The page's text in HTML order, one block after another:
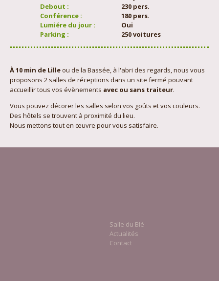
Debout :
230 pers.
Conférence :
180 pers.
Lumiére du jour :
Oui
Parking :
250 voitures
À 10 min de Lilleou de la Bassée, à l'abri des regards, nous vous
proposons 2 salles de réceptions dans un site fermé pouvant
accueillir tous vos évènements avec ou sans traiteur.
Vous pouvez décorer les salles selon vos goûts et vos couleurs.
Des hôtels se trouvent à proximité du lieu.
Nous mettons tout en œuvre pour vous satisfaire.
Salle du Blé
Actualités
Contact